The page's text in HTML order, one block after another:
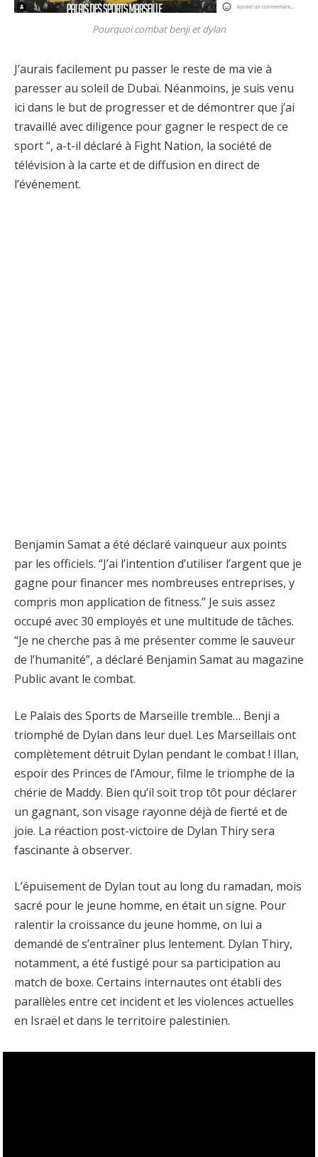
Pourquoi combat benji et dylan
J’aurais facilement pu passer le reste de ma vie à
paresser au soleil de Dubaï. Néanmoins, je suis venu
ici dans le but de progresser et de démontrer que j’ai
travaillé avec diligence pour gagner le respect de ce
sport “, a-t-il déclaré à Fight Nation, la société de
télévision à la carte et de diffusion en direct de
l’événement.
Benjamin Samat a été déclaré vainqueur aux points
par les officiels. “J’ai l’intention d’utiliser l’argent que je
gagne pour financer mes nombreuses entreprises, y
compris mon application de fitness.” Je suis assez
occupé avec 30 employés et une multitude de tâches.
“Je ne cherche pas à me présenter comme le sauveur
de l’humanité”, a déclaré Benjamin Samat au magazine
Public avant le combat.
Le Palais des Sports de Marseille tremble… Benji a
triomphé de Dylan dans leur duel. Les Marseillais ont
complètement détruit Dylan pendant le combat ! Illan,
espoir des Princes de l’Amour, filme le triomphe de la
chérie de Maddy. Bien qu’il soit trop tôt pour déclarer
un gagnant, son visage rayonne déjà de fierté et de
joie. La réaction post-victoire de Dylan Thiry sera
fascinante à observer.
L’épuisement de Dylan tout au long du ramadan, mois
sacré pour le jeune homme, en était un signe. Pour
ralentir la croissance du jeune homme, on lui a
demandé de s’entraîner plus lentement. Dylan Thiry,
notamment, a été fustigé pour sa participation au
match de boxe. Certains internautes ont établi des
parallèles entre cet incident et les violences actuelles
en Israël et dans le territoire palestinien.